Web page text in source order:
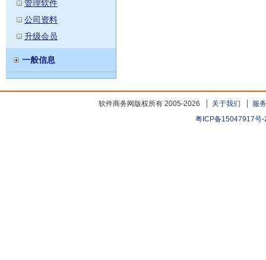
管理软件
公司资料
升级会员
一般信息
软件商务网版权所有 2005-2026 关于我们
服
粤ICP备15047917号-